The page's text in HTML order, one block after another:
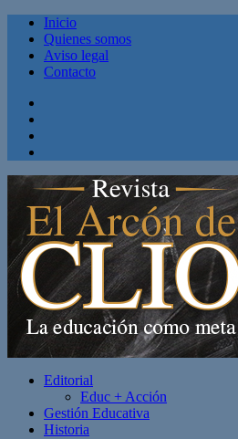
Inicio
Quienes somos
Aviso legal
Contacto
Editorial
Educ + Acción
Gestión Educativa
Historia